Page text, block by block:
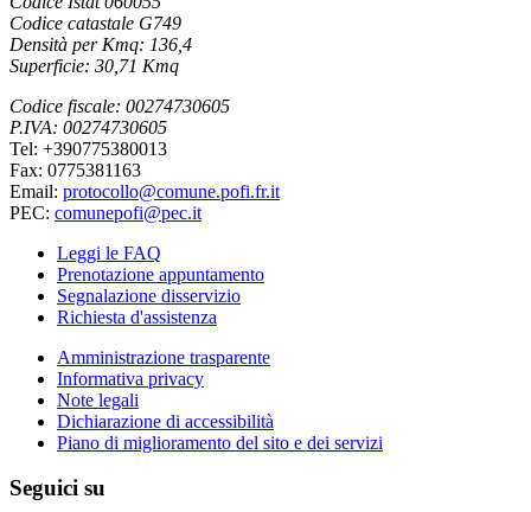
Codice catastale G749
Densità per Kmq: 136,4
Superficie: 30,71 Kmq
Codice fiscale: 00274730605
P.IVA: 00274730605
Tel: +390775380013
Fax: 0775381163
Email: protocollo@comune.pofi.fr.it
PEC: comunepofi@pec.it
Leggi le FAQ
Prenotazione appuntamento
Segnalazione disservizio
Richiesta d'assistenza
Amministrazione trasparente
Informativa privacy
Note legali
Dichiarazione di accessibilità
Piano di miglioramento del sito e dei servizi
Seguici su